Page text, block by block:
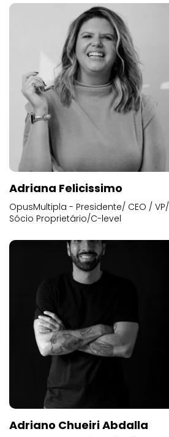
Adriana Felicissimo
OpusMultipla - Presidente/ CEO / VP/
Sócio Proprietário/C-level
Adriano Chueiri Abdalla